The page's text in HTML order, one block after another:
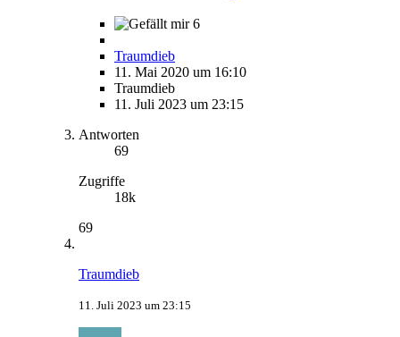
6
Traumdieb
11. Mai 2020 um 16:10
Traumdieb
11. Juli 2023 um 23:15
Antworten
69
Zugriffe
18k
69
Traumdieb
11. Juli 2023 um 23:15